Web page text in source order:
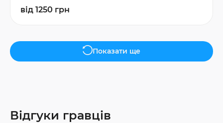
від 1250 грн
Показати ще
Відгуки гравців